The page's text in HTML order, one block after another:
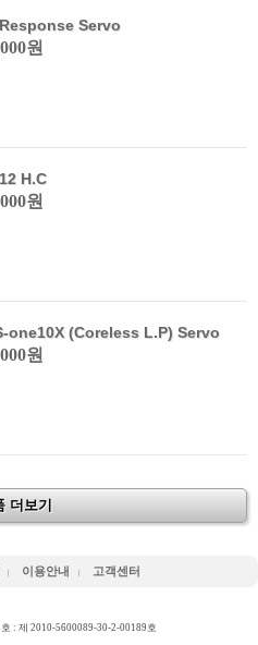
Servo
원
H.C
원
one10X (Coreless L.P) Servo
원
더보기
이용안내 고객센터
: 제 2010-5600089-30-2-00189호